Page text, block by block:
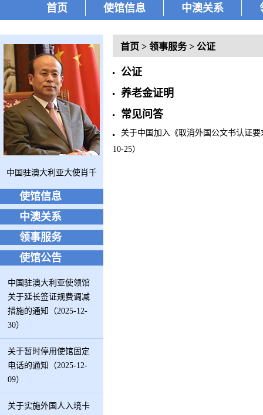
首页 使馆信息 中澳关系
中国驻澳大利亚大使肖千
使馆信息
中澳关系
领事服务
使馆公告
中国驻澳大利亚使领馆
关于延长签证规费调减
措施的通知（2025-12-
30）
关于暂时停用使馆固定
电话的通知（2025-12-
09）
关于实施外国人入境卡
首页 > 领事服务> 公证
公证
养老金证明
常见问答
关于中国加入《取消外国公文书认证
10-25）